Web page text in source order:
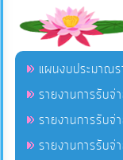
แผนงบประมาณ
รายงานการรับจ่
รายงานการรับจ่
รายงานการรับจ่